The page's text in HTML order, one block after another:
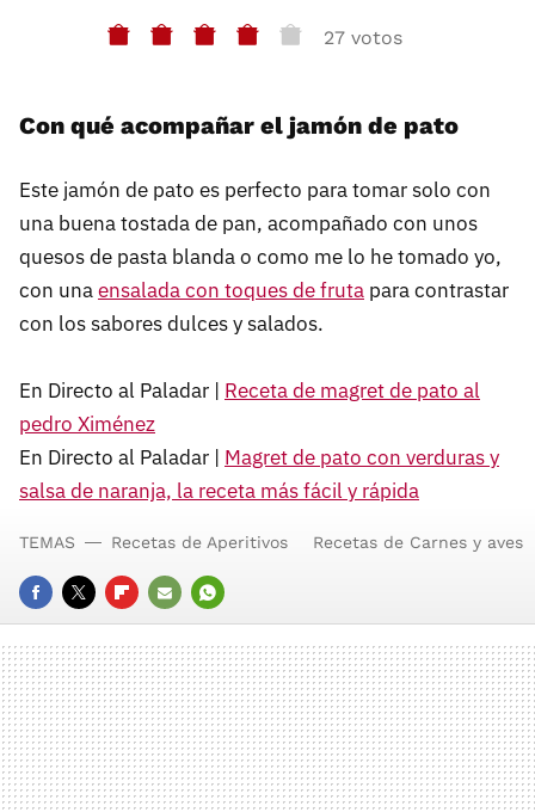
27 votos
Con qué acompañar el jamón de pato
Este jamón de pato es perfecto para tomar solo con
una buena tostada de pan, acompañado con unos
quesos de pasta blanda o como me lo he tomado yo,
con unaensalada con toques de fruta para contrastar
con los sabores dulces y salados.
En Directo al Paladar | Receta de magret de pato al
pedro Ximénez
En Directo al Paladar | Magret de pato con verduras y
salsa de naranja, la receta más fácil y rápida
FACEBOOK
TWITTERFLIPBOARD
E-
MAIL
WHATSAPP
TEMAS Recetas de Aperitivos Recetas de Carnes y aves